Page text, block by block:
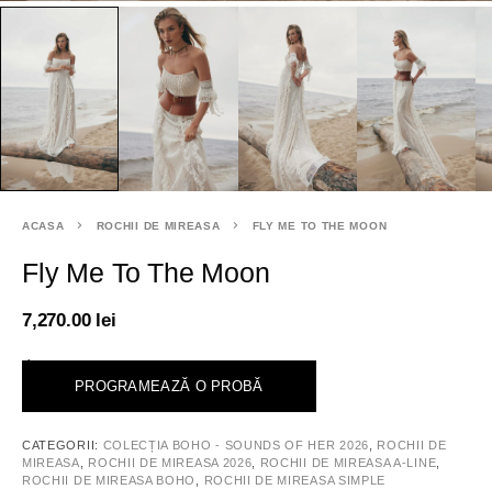
ACASA ROCHII DE MIREASA FLY ME TO THE MOON
Fly Me To The Moon
7,270.00 lei
<
PROGRAMEAZĂ O PROBĂ
CATEGORII: COLECȚIA BOHO - SOUNDS OF HER 2026
ROCHII DE
MIREASA
ROCHII DE MIREASA 2026 ROCHII DE MIREASA A-LINE
ROCHII DE MIREASA BOHO
ROCHII DE MIREASA SIMPLE